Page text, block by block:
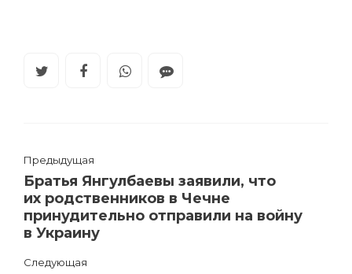
Предыдущая
Братья Янгулбаевы заявили, что
их родственников в Чечне
принудительно отправили на войну
в Украину
Следующая